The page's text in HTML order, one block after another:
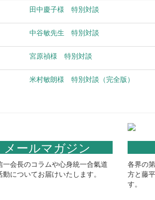
田中慶子様 特別対談
中谷敏先生 特別対談
宮原禎様 特別対談
米村敏朗様 特別対談（完全版）
メールマガジン
一会長のコラムや心身統一合氣道
動についてお届けいたします。
各界の
方と藤
す。